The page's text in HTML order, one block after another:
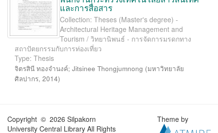
และการสื่อสาร
Collection: Theses (Master's degree) -
Architectural Heritage Management and
Tourism / วิทยานิพนธ์ - การจัดการมรดกทาง
สถาปัตยกรรมกับการท่องเที่ยว
Type: Thesis
จิตรสินี ทองจำนงค์; Jitsinee Thongjumnong (มหาวิทยาลัย
ศิลปากร, 2014)
Copyright © 2026 Silpakorn
University Central Library All Rights
Theme by